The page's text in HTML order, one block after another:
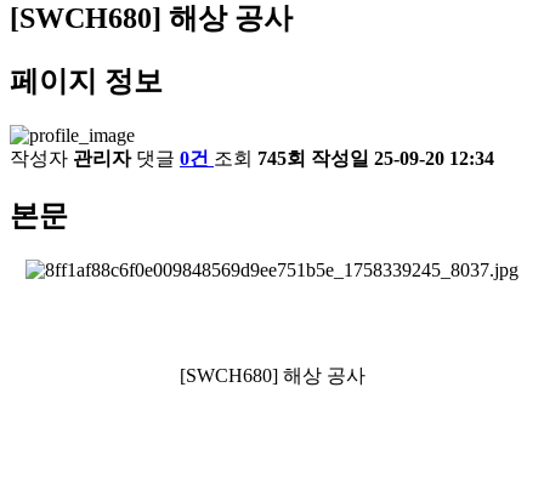
[SWCH680] 해상 공사
페이지 정보
작성자 관리자 댓글 0건 조회 745회 작성일 25-09-20 12:34
본문
[SWCH680] 해상 공사